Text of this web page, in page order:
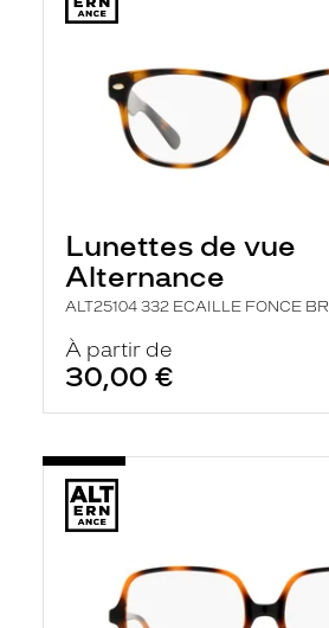
Lunettes de vue
Alternance
ALT25104 332 ECAILLE FONCE BR
À partir de
30,00 €